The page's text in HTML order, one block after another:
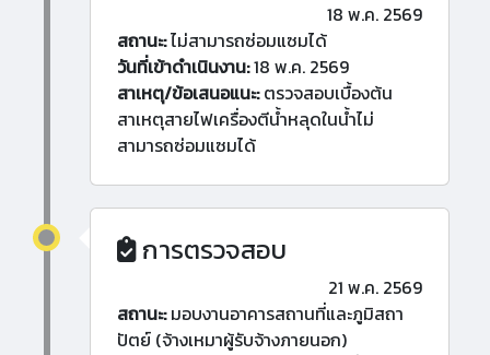
18 พ.ค. 2569
สถานะ:ไม่สามารถซ่อมแซมได้
วันที่เข้าดำเนินงาน:18 พ.ค. 2569
สาเหตุ/ข้อเสนอแนะ:ตรวจสอบเบื้องต้น
สาเหตุสายไฟเครื่องตีน้ำหลุดในน้ำไม่
สามารถซ่อมแซมได้
การตรวจสอบ
21 พ.ค. 2569
สถานะ:มอบงานอาคารสถานที่และภูมิสถา
ปัตย์ (จ้างเหมาผู้รับจ้างภายนอก)